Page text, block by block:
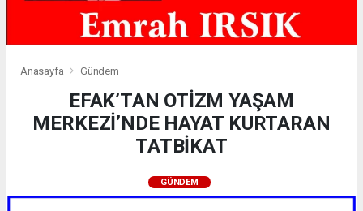
Anasayfa Gündem
EFAK’TAN OTİZM YAŞAM
MERKEZİ’NDE HAYAT KURTARAN
TATBİKAT
GÜNDEM